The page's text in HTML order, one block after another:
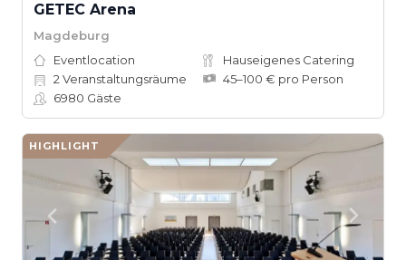
GETEC Arena
Magdeburg
Eventlocation
Hauseigenes Catering
2 Veranstaltungsräume
45–100 € pro Person
6980 Gäste
HIGHLIGHT